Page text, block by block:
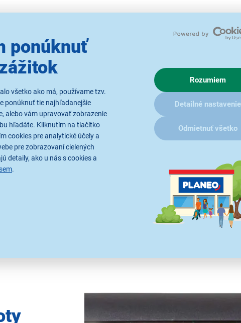
ponúknuť
všetko ako má, používame tzv.
ponúknuť tie najhľadanejšie
alebo vám upravovať zobrazenie
hľadáte. Kliknutím na tlačítko
cookies pre analytické účely a
pre zobrazovaní cielených
detaily, ako u nás s cookies a
sem.
Rozumiem
Detailné nastavenie
Odmietnuť všetko
Zdokonalený
Zdokonalený keramický povrch je terazo
a lepšie
Žehlička PRO-Sleek & Curl je všetko, čo
štýlov. Vďaka
rýchlemu zahriatiu za 15
ochranu pred nechcenou
*vs. žehlička so zdokonaleným